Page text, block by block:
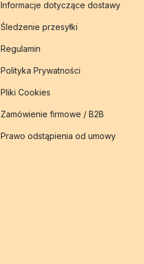
Informacje dotyczące dostawy
Śledzenie przesyłki
Regulamin
Polityka Prywatności
Pliki Cookies
Zamówienie firmowe / B2B
Prawo odstąpienia od umowy